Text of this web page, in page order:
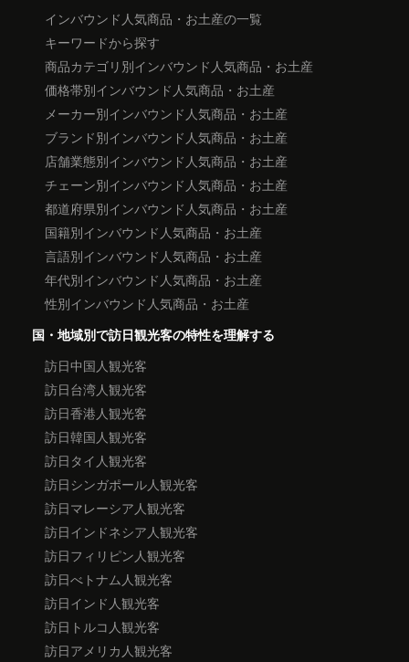
インバウンド人気商品・お土産の一覧
キーワードから探す
商品カテゴリ別インバウンド人気商品・お土産
価格帯別インバウンド人気商品・お土産
メーカー別インバウンド人気商品・お土産
ブランド別インバウンド人気商品・お土産
店舗業態別インバウンド人気商品・お土産
チェーン別インバウンド人気商品・お土産
都道府県別インバウンド人気商品・お土産
国籍別インバウンド人気商品・お土産
言語別インバウンド人気商品・お土産
年代別インバウンド人気商品・お土産
性別インバウンド人気商品・お土産
国・地域別で訪日観光客の特性を理解する
訪日中国人観光客
訪日台湾人観光客
訪日香港人観光客
訪日韓国人観光客
訪日タイ人観光客
訪日シンガポール人観光客
訪日マレーシア人観光客
訪日インドネシア人観光客
訪日フィリピン人観光客
訪日べトナム人観光客
訪日インド人観光客
訪日トルコ人観光客
訪日アメリカ人観光客